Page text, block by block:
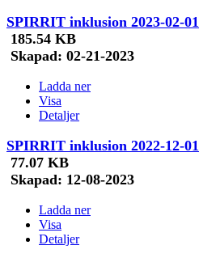
SPIRRIT inklusion 2023-02-01
185.54 KB
Skapad: 02-21-2023
Ladda ner
Visa
Detaljer
SPIRRIT inklusion 2022-12-01
77.07 KB
Skapad: 12-08-2023
Ladda ner
Visa
Detaljer